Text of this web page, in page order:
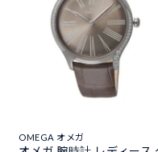
OMEGA オメガ